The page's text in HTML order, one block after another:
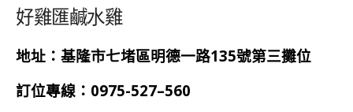
好雞匯鹹水雞
地址：基隆市七堵區明德一路135號第三攤位
訂位專線： 0975-527–560